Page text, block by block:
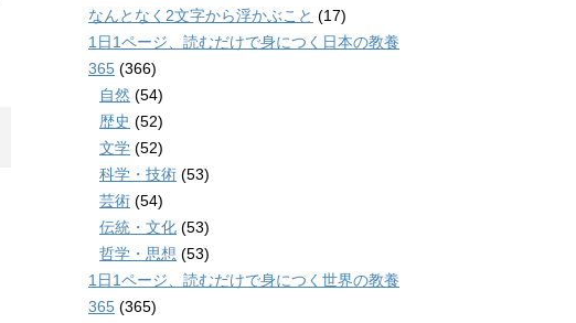
なんとなく2文字から浮かぶこと (17)
1日1ページ、読むだけで身につく日本の教養
365 (366)
自然 (54)
歴史 (52)
文学 (52)
科学・技術 (53)
芸術 (54)
伝統・文化 (53)
哲学・思想 (53)
1日1ページ、読むだけで身につく世界の教養
365 (365)